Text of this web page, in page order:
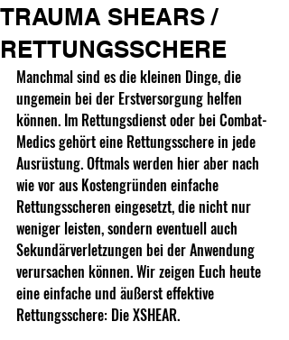
TRAUMA SHEARS /
RETTUNGSSCHERE
Manchmal sind es die kleinen Dinge, die
ungemein bei der Erstversorgung helfen
können. Im Rettungsdienst oder bei Combat-
Medics gehört eine Rettungsschere in jede
Ausrüstung. Oftmals werden hier aber nach
wie vor aus Kostengründen einfache
Rettungsscheren eingesetzt, die nicht nur
weniger leisten, sondern eventuell auch
Sekundärverletzungen bei der Anwendung
verursachen können. Wir zeigen Euch heute
eine einfache und äußerst effektive
Rettungsschere: Die XSHEAR.